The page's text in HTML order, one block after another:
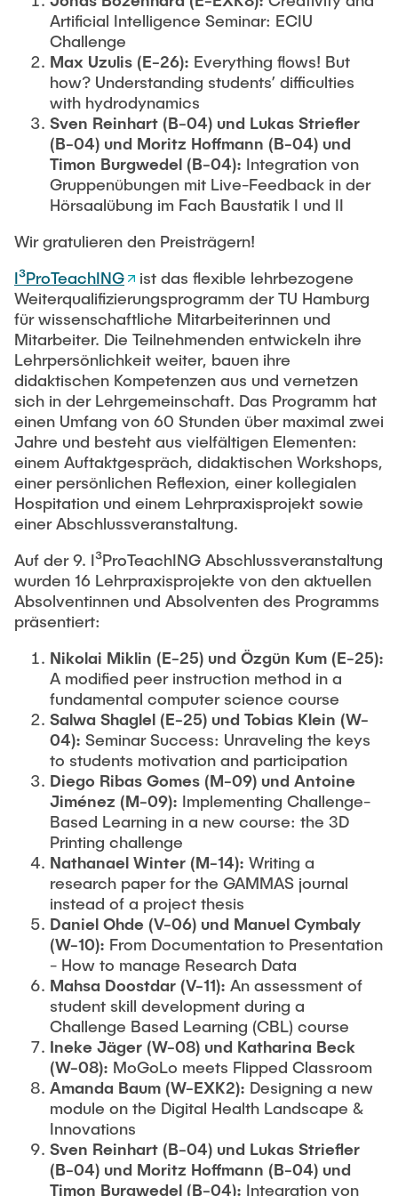
Lehre und Lernen
Best Practices Lehre
Hochschuldidaktik - ZLL
LearnING Center
Lehre im europäischen Verbund (ECIU)
WorkINGLab / Makerspace
Interdisziplinärer Workshop des FSP
„Biobasierte Prozesse und
Reaktortechnologien“
Forschung und Institute
Studienbereich FIT
Institute im Überblick
Artificial Intelligence Seminar: ECIU
Challenge
Max Uzulis (E-26): Everything flows! But
how? Understanding students’ difficulties
with hydrodynamics
Sven Reinhart (B-04) und Lukas Striefler
(B-04) und Moritz Hoffmann (B-04) und
Timon Burgwedel (B-04): Integration von
Gruppenübungen mit Live-Feedback in der
Hörsaalübung im Fach Baustatik I und II
Wir gratulieren den Preisträgern!
I³ProTeachING
ist das flexible lehrbezogene
Weiterqualifizierungsprogramm der TU Hamburg
für wissenschaftliche Mitarbeiterinnen und
Mitarbeiter. Die Teilnehmenden entwickeln ihre
Lehrpersönlichkeit weiter, bauen ihre
didaktischen Kompetenzen aus und vernetzen
sich in der Lehrgemeinschaft. Das Programm hat
einen Umfang von 60 Stunden über maximal zwei
Jahre und besteht aus vielfältigen Elementen:
einem Auftaktgespräch, didaktischen Workshops,
einer persönlichen Reflexion, einer kollegialen
Hospitation und einem Lehrpraxisprojekt sowie
einer Abschlussveranstaltung.
Auf der 9. I³ProTeachING Abschlussveranstaltung
wurden 16 Lehrpraxisprojekte von den aktuellen
Absolventinnen und Absolventen des Programms
präsentiert:
Nikolai Miklin (E-25) und Özgün Kum (E-25):
A modified peer instruction method in a
fundamental computer science course
Salwa Shaglel (E-25) und Tobias Klein (W-
04): Seminar Success: Unraveling the keys
to students motivation and participation
Diego Ribas Gomes (M-09) und Antoine
Jiménez (M-09): Implementing Challenge-
Based Learning in a new course: the 3D
Printing challenge
Nathanael Winter (M-14): Writing a
research paper for the GAMMAS journal
instead of a project thesis
Daniel Ohde (V-06) und Manuel Cymbaly
(W-10): From Documentation to Presentation
- How to manage Research Data
Mahsa Doostdar (V-11): An assessment of
student skill development during a
Challenge Based Learning (CBL) course
Ineke Jäger (W-08) und Katharina Beck
(W-08): MoGoLo meets Flipped Classroom
Amanda Baum (W-EXK2): Designing a new
module on the Digital Health Landscape &
Innovations
Sven Reinhart (B-04) und Lukas Striefler
(B-04) und Moritz Hoffmann (B-04) und
Timon Burgwedel (B-04): Integration von